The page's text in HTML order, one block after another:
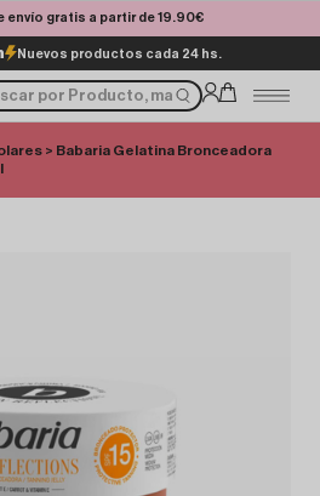
envío gratis a partir de 19.90€
Nuevos productos cada 24 hs.
> Babaria Gelatina Bronceadora